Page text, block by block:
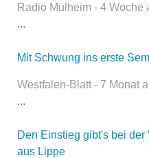
E-Mail*
Radio Mülheim - 4 Woche
...
Mit Schwung ins erste
Westfalen-Blatt - 7 Monat
...
Den Einstieg gibt's bei
aus Lippe